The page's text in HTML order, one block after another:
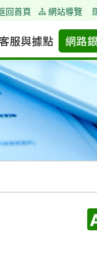
回首頁 網站導覽
客服與據點 網路